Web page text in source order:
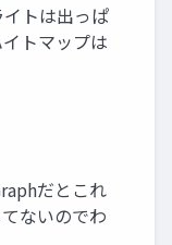
トは出っぱ
トマップは
だとこれ
ないのでわ